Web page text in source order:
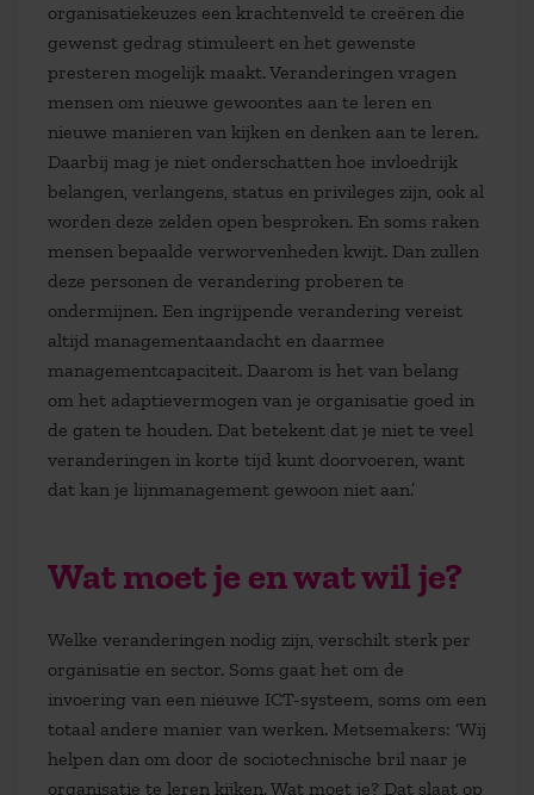
organisatiekeuzes een krachtenveld te creëren die
gewenst gedrag stimuleert en het gewenste
presteren mogelijk maakt. Veranderingen vragen
mensen om nieuwe gewoontes aan te leren en
nieuwe manieren van kijken en denken aan te leren.
Daarbij mag je niet onderschatten hoe invloedrijk
belangen, verlangens, status en privileges zijn, ook al
worden deze zelden open besproken. En soms raken
mensen bepaalde verworvenheden kwijt. Dan zullen
deze personen de verandering proberen te
ondermijnen. Een ingrijpende verandering vereist
altijd managementaandacht en daarmee
managementcapaciteit. Daarom is het van belang
om het adaptievermogen van je organisatie goed in
de gaten te houden. Dat betekent dat je niet te veel
veranderingen in korte tijd kunt doorvoeren, want
dat kan je lijnmanagement gewoon niet aan.’
Wat moet je en wat wil je?
Welke veranderingen nodig zijn, verschilt sterk per
organisatie en sector. Soms gaat het om de
invoering van een nieuwe ICT-systeem, soms om een
totaal andere manier van werken. Metsemakers: ‘Wij
helpen dan om door de sociotechnische bril naar je
organisatie te leren kijken. Wat moet je? Dat slaat op